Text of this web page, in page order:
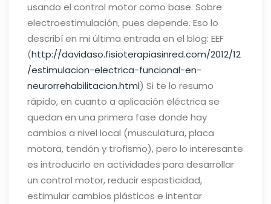
usando el control motor como base. Sobre
electroestimulación, pues depende. Eso lo
describí en mi última entrada en el blog: EEF
(http://davidaso.fisioterapiasinred.com/2012/12
/estimulacion-electrica-funcional-en-
neurorrehabilitacion.html) Si te lo resumo
rápido, en cuanto a aplicación eléctrica se
quedan en una primera fase donde hay
cambios a nivel local (musculatura, placa
motora, tendón y trofismo), pero lo interesante
es introducirlo en actividades para desarrollar
un control motor, reducir espasticidad,
estimular cambios plásticos e intentar